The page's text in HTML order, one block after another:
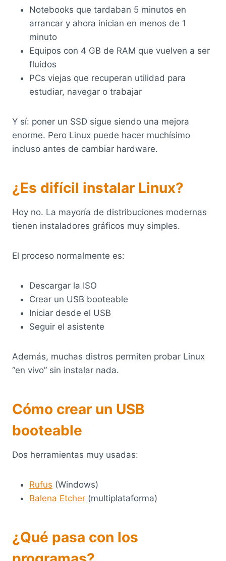
Notebooks que tardaban 5 minutos en
arrancar y ahora inician en menos de 1
minuto
Equipos con 4 GB de RAM que vuelven a ser
fluidos
PCs viejas que recuperan utilidad para
estudiar, navegar o trabajar
Y sí: poner un SSD sigue siendo una mejora
enorme. Pero Linux puede hacer muchísimo
incluso antes de cambiar hardware.
¿Es difícil instalar Linux?
Hoy no. La mayoría de distribuciones modernas
tienen instaladores gráficos muy simples.
El proceso normalmente es:
Descargar la ISO
Crear un USB booteable
Iniciar desde el USB
Seguir el asistente
Además, muchas distros permiten probar Linux
“en vivo” sin instalar nada.
Cómo crear un USB
booteable
Dos herramientas muy usadas:
Rufus (Windows)
Balena Etcher (multiplataforma)
¿Qué pasa con los